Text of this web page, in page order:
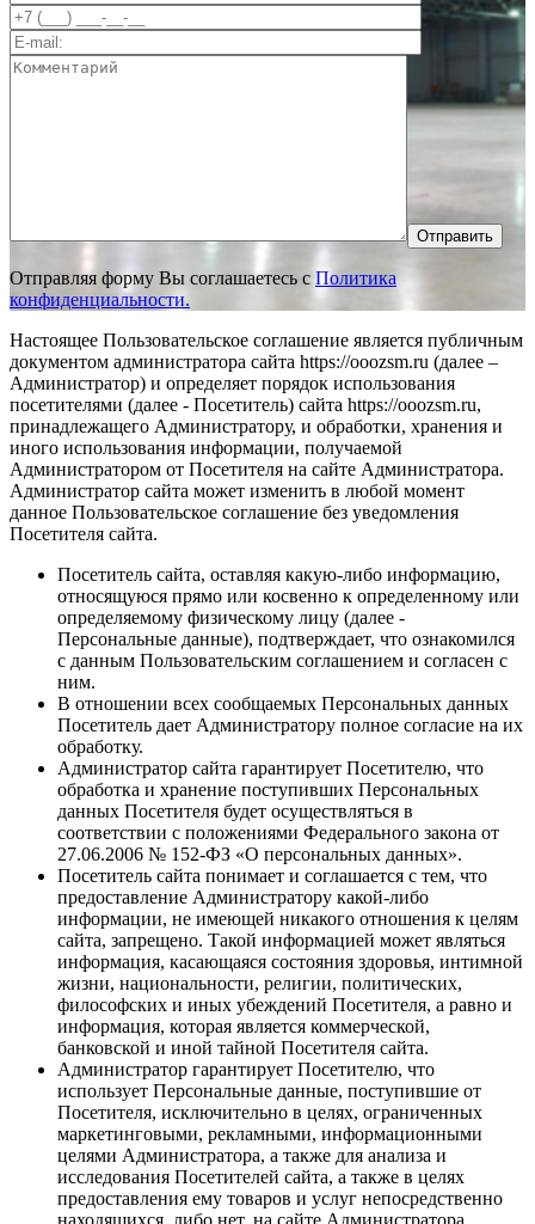
Отправить
Отправляя форму Вы соглашаетесь с Политика
конфиденциальности.
Настоящее Пользовательское соглашение является публичным
документом администратора сайта https://ooozsm.ru (далее –
Администратор) и определяет порядок использования
посетителями (далее - Посетитель) сайта https://ooozsm.ru,
принадлежащего Администратору, и обработки, хранения и
иного использования информации, получаемой
Администратором от Посетителя на сайте Администратора.
Администратор сайта может изменить в любой момент
данное Пользовательское соглашение без уведомления
Посетителя сайта.
Посетитель сайта, оставляя какую-либо информацию,
относящуюся прямо или косвенно к определенному или
определяемому физическому лицу (далее -
Персональные данные), подтверждает, что ознакомился
с данным Пользовательским соглашением и согласен с
ним.
В отношении всех сообщаемых Персональных данных
Посетитель дает Администратору полное согласие на их
обработку.
Администратор сайта гарантирует Посетителю, что
обработка и хранение поступивших Персональных
данных Посетителя будет осуществляться в
соответствии с положениями Федерального закона от
27.06.2006 № 152-ФЗ «О персональных данных».
Посетитель сайта понимает и соглашается с тем, что
предоставление Администратору какой-либо
информации, не имеющей никакого отношения к целям
сайта, запрещено. Такой информацией может являться
информация, касающаяся состояния здоровья, интимной
жизни, национальности, религии, политических,
философских и иных убеждений Посетителя, а равно и
информация, которая является коммерческой,
банковской и иной тайной Посетителя сайта.
Администратор гарантирует Посетителю, что
использует Персональные данные, поступившие от
Посетителя, исключительно в целях, ограниченных
маркетинговыми, рекламными, информационными
целями Администратора, а также для анализа и
исследования Посетителей сайта, а также в целях
предоставления ему товаров и услуг непосредственно